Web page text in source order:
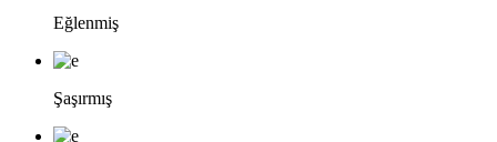
Eğlenmiş
Şaşırmış